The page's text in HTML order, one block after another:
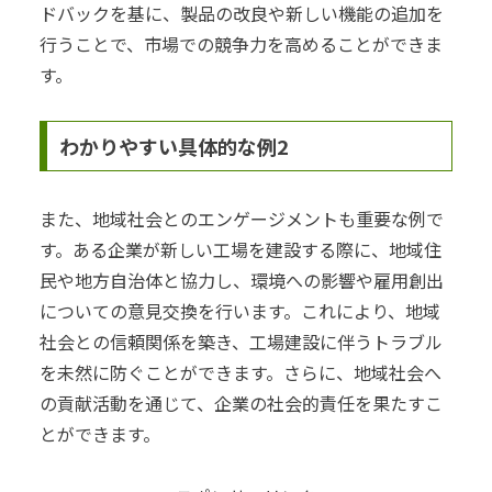
ドバックを基に、製品の改良や新しい機能の追加を
行うことで、市場での競争力を高めることができま
す。
わかりやすい具体的な例2
また、地域社会とのエンゲージメントも重要な例で
す。ある企業が新しい工場を建設する際に、地域住
民や地方自治体と協力し、環境への影響や雇用創出
についての意見交換を行います。これにより、地域
社会との信頼関係を築き、工場建設に伴うトラブル
を未然に防ぐことができます。さらに、地域社会へ
の貢献活動を通じて、企業の社会的責任を果たすこ
とができます。